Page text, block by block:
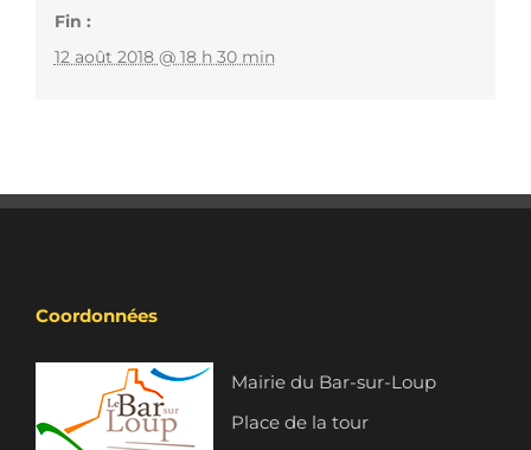
Fin :
12 août 2018 @ 18 h 30 min
Coordonnées
Mairie du Bar-sur-Loup
Place de la tour